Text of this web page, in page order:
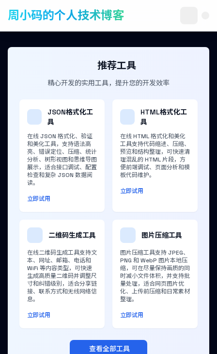
周小码的个人技术博客
推荐工具
精心开发的实用工具，提升您的开发效率
JSON格式化工
具
在线 JSON 格式化、验证
和美化工具，支持语法高
亮、错误定位、压缩、统计
分析、树形视图和思维导图
展示，适合接口调试、配置
检查和复杂 JSON 数据阅
读。
立即试用
HTML格式化工
具
在线 HTML 格式化和美化
工具支持代码缩进、压缩、
预览和结构整理，可快速清
理混乱的 HTML 片段，方
便前端调试、页面分析和模
板代码维护。
立即试用
二维码生成工具
在线二维码生成工具支持文
本、网址、邮箱、电话和
WiFi 等内容类型，可快速
生成高质量二维码并调整尺
寸和纠错级别，适合分享链
接、联系方式和无线网络信
息。
立即试用
图片压缩工具
图片压缩工具支持 JPEG、
PNG 和 WebP 图片本地压
缩，可在尽量保持画质的同
时减小文件体积，并支持批
量处理，适合网页图片优
化、上传前压缩和日常素材
整理。
立即试用
查看全部工具